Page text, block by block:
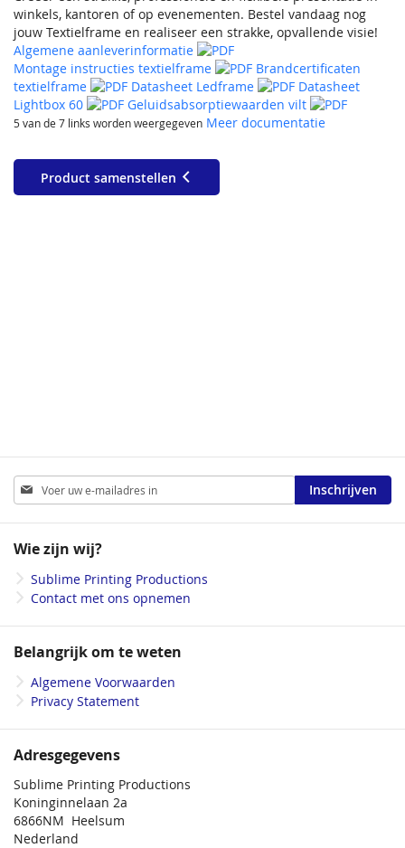
winkels, kantoren of op evenementen. Bestel vandaag nog
jouw Textielframe en realiseer een strakke, opvallende visie!
Algemene aanleverinformatie
Montage instructies textielframe
Brandcertificaten
textielframe
Datasheet Ledframe
Datasheet
Lightbox 60
Geluidsabsorptiewaarden vilt
5 van de 7 links worden weergegeven Meer documentatie
Product samenstellen
Abonneer
u
op
nieuwsbrief
Inschrijven
Wie zijn wij?
Sublime Printing Productions
Contact met ons opnemen
Belangrijk om te weten
Algemene Voorwaarden
Privacy Statement
Adresgegevens
Sublime Printing Productions
Koninginnelaan 2a
6866NM Heelsum
Nederland